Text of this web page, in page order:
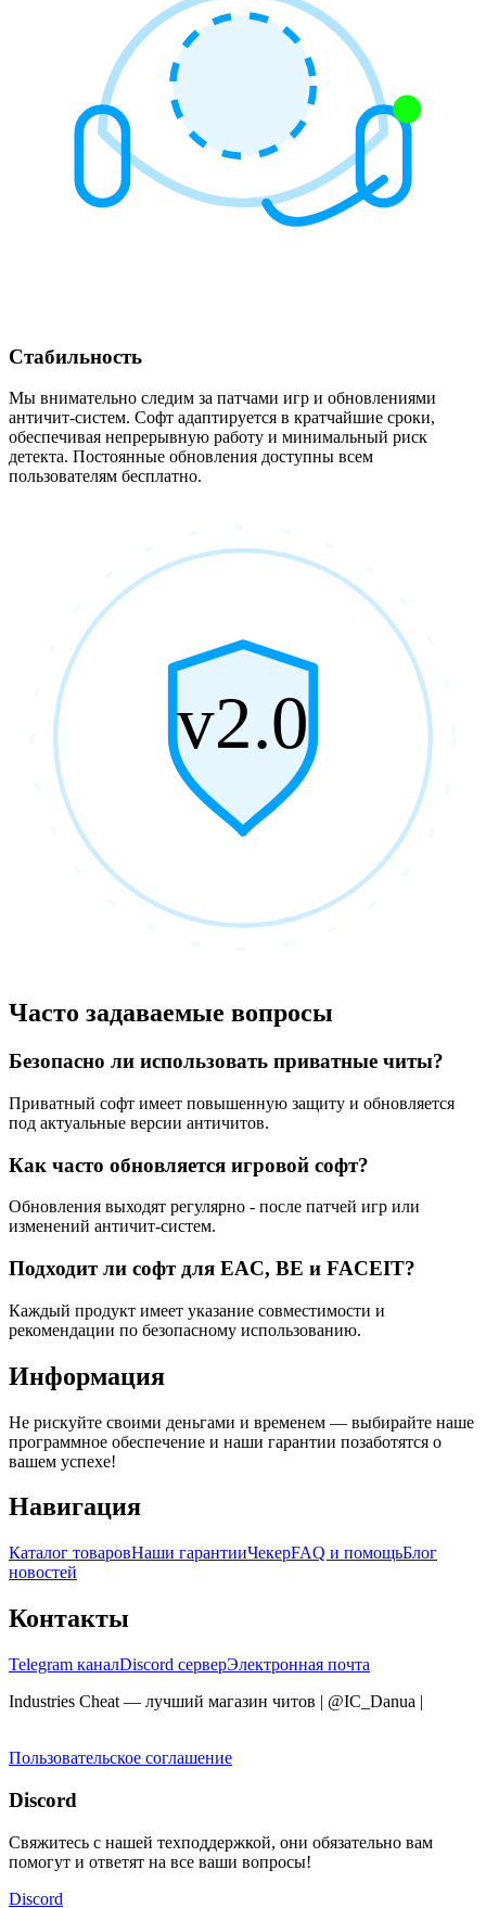
Стабильность
Мы внимательно следим за патчами игр и обновлениями
античит-систем. Софт адаптируется в кратчайшие сроки,
обеспечивая непрерывную работу и минимальный риск
детекта. Постоянные обновления доступны всем
пользователям бесплатно.
v2.0
Часто задаваемые вопросы
Безопасно ли использовать приватные читы?
Приватный софт имеет повышенную защиту и обновляется
под актуальные версии античитов.
Как часто обновляется игровой софт?
Обновления выходят регулярно - после патчей игр или
изменений античит-систем.
Подходит ли софт для EAC, BE и FACEIT?
Каждый продукт имеет указание совместимости и
рекомендации по безопасному использованию.
Информация
Не рискуйте своими деньгами и временем — выбирайте наше
программное обеспечение и наши гарантии позаботятся о
вашем успехе!
Навигация
Каталог товаровНаши гарантииЧекерFAQ и помощьБлог
новостей
Контакты
Telegram каналDiscord серверЭлектронная почта
Industries Cheat — лучший магазин читов | @IC_Danua |
Пользовательское соглашение
Discord
Свяжитесь с нашей техподдержкой, они обязательно вам
помогут и ответят на все ваши вопросы!
Discord